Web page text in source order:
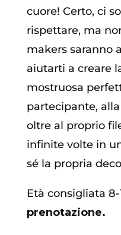
cuore! Certo, ci
rispettare, ma
makers saranno
aiutarti a creare
mostruosa
partecipante,
oltre al proprio
infinite volte in
sé la propria
Età consigliata 8-
prenotazione.